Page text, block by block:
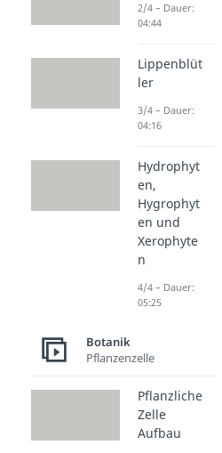
Stomata
Stomata
von
2/4 – Dauer:
04:44
Lippenblüt
ler
3/4 – Dauer:
04:16
Hydrophyt
en,
Hygrophyt
en und
Xerophyte
n
4/4 – Dauer:
05:25
Botanik
Pflanzenzelle
Pflanzliche
Zelle
Aufbau